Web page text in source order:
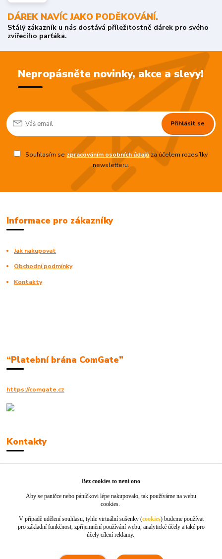
DÁREK NAVÍC JAKO PODĚKOVÁNÍ.
Stálý zákazník u nás dostává příležitostně dárek pro svého
zvířecího parťáka.
Nepropásněte novinky, akce a slevy!
Přihlásit se
Souhlasím se zpracováním osobních údajůza účelem rozesílky
newsletteru.
Informace pro zákazníky
Jak nakupovat
Obchodní podmínky
Kontakty
“Platební brána ComGate”
https://comgate.cz
Kontakty
info@jackie-shop.cz
Bez cookies to není ono
Aby se paničce nebo páníčkovi lépe nakupovalo, tak používáme na webu
cookies.
V případě udělení souhlasu, tyhle virtuální sušenky (cookies) budeme používat
pro základní funkčnost, zpříjemnění používání webu, analytické účely a také pro
účely cílení reklamy.